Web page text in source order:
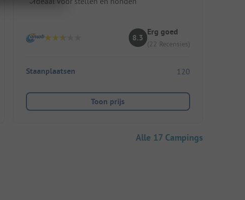
8.3
Erg goed
(22 Recensies)
Staanplaatsen 120
Toon prijs
Alle 17 Campings